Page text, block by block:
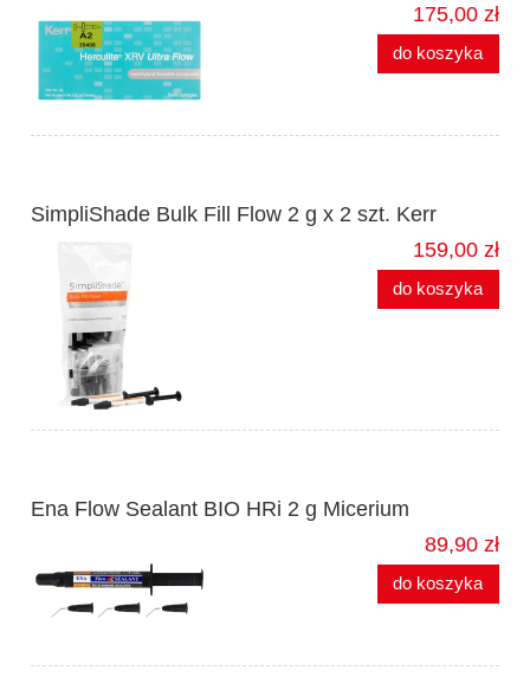
175,00 zł
do koszyka
SimpliShade Bulk Fill Flow 2 g x 2 szt. Kerr
159,00 zł
do koszyka
Ena Flow Sealant BIO HRi 2 g Micerium
89,90 zł
do koszyka